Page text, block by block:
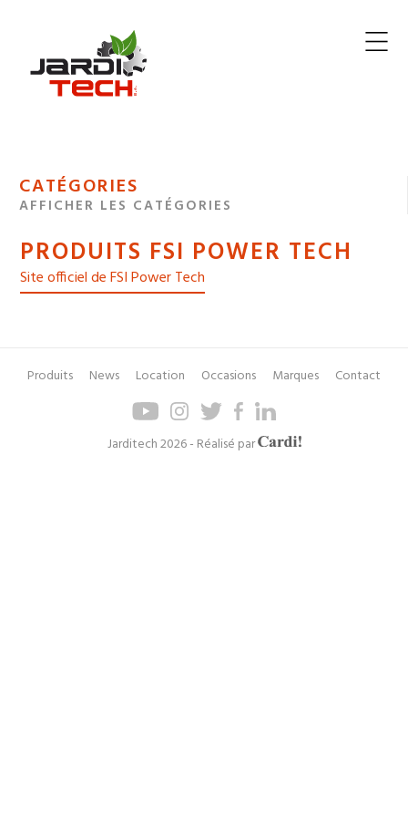
Jarditech
MENU
DE
DES
CATÉGORIES
AFFICHER LES CATÉGORIES
PRODUITS FSI POWER TECH
Site officiel de FSI Power Tech
Pied
Menu
navigation
Produits News Location Occasions Marques Contact
Jarditech 2026 - Réalisé par
Axel